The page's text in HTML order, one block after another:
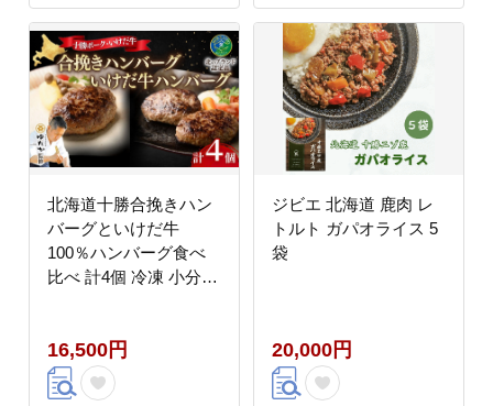
北海道十勝合挽きハン
バーグといけだ牛
100％ハンバーグ食べ
比べ 計4個 冷凍 小分け
海道牛 国産 北海道 幻
の赤毛和牛
16,500円
ジビエ 北海道 鹿肉 レ
トルト ガパオライス 5
袋
20,000円